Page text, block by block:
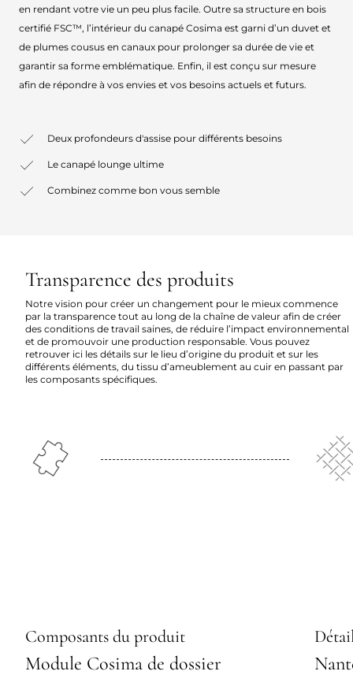
en rendant votre vie un peu plus facile. Outre sa structure en bois
certifié FSC™, l’intérieur du canapé Cosima est garni d’un duvet et
de plumes cousus en canaux pour prolonger sa durée de vie et
garantir sa forme emblématique. Enfin, il est conçu sur mesure
afin de répondre à vos envies et vos besoins actuels et futurs.
Deux profondeurs d'assise pour différents besoins
Le canapé lounge ultime
Combinez comme bon vous semble
Transparence des produits
Notre vision pour créer un changement pour le mieux commence
par la transparence tout au long de la chaîne de valeur afin de créer
des conditions de travail saines, de réduire l’impact environnemental
et de promouvoir une production responsable. Vous pouvez
retrouver ici les détails sur le lieu d’origine du produit et sur les
différents éléments, du tissu d’ameublement au cuir en passant par
les composants spécifiques.
Composants du produit
Module Cosima de dossier